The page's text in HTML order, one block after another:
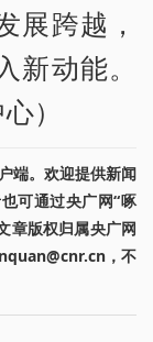
展跨越，
动能。
）
端。欢迎提供新闻
可通过央广网“啄
章版权归属央广网
，不